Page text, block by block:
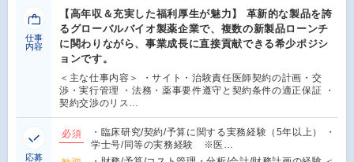
仕事
内容
【高年収＆充実した福利厚生が魅力】 革新的な製品を誇
るグローバルバイオ製薬企業で、複数の新製品ローンチ
に関わりながら、事業成長に直接貢献できる希少ポジシ
ョンです。
＜主な仕事内容＞ ・サイト・治験責任医師契約の計画・交
渉・実行管理 ・法務・薬事要件遵守と契約条件の適正保証 ・
契約交渉のリス…
応募
必須
・臨床研究/契約/予算に関する実務経験（5年以上） ・
学士号/同等の実務経験 ※医…